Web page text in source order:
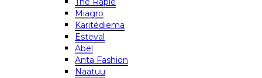
Miagro
Karitédiema
Esteval
Abel
Anta Fashion
Naatuu